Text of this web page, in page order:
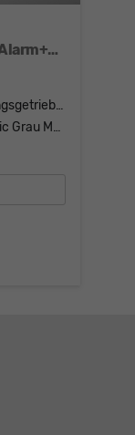
FR 115PS DSG Sound+Navi+AHK+Kessy+Alarm+GV5+Sitzheizung+Voll LED
Doppelkupplungsgetriebe (DSG)
[S7S7] Magnetic Grau Metallic